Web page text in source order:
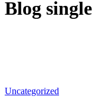
Blog single
Uncategorized